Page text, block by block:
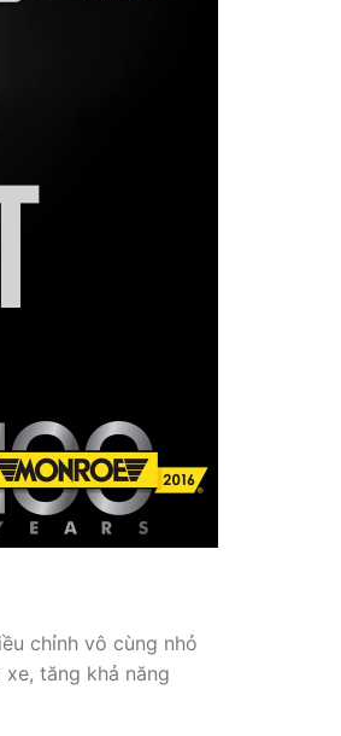
chỉnh vô cùng nhỏ
tăng khả năng